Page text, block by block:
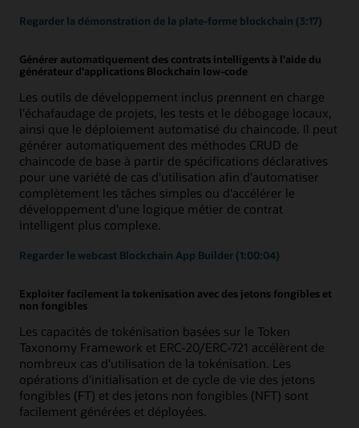
Regarder la démonstration de la plate-forme blockchain (3:17)
Générer automatiquement des contrats intelligents à l'aide du
générateur d'applications Blockchain low-code
Les outils de développement inclus prennent en charge
l'échafaudage de projets, les tests et le débogage locaux,
ainsi que le déploiement automatisé du chaincode. Il peut
générer automatiquement des méthodes CRUD de
chaincode de base à partir de spécifications déclaratives
pour une variété de cas d'utilisation afin d'automatiser
complètement les tâches simples ou d'accélérer le
développement d'une logique métier de contrat
intelligent plus complexe.
Regarder le webcast Blockchain App Builder (1:00:04)
Exploiter facilement la tokenisation avec des jetons fongibles et
non fongibles
Les capacités de tokénisation basées sur le Token
Taxonomy Framework et ERC-20/ERC-721 accélèrent de
nombreux cas d'utilisation de la tokénisation. Les
opérations d'initialisation et de cycle de vie des jetons
fongibles (FT) et des jetons non fongibles (NFT) sont
facilement générées et déployées.